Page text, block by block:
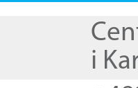
i